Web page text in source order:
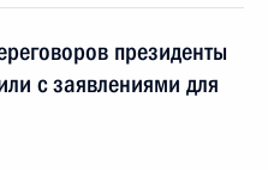
президенты
с заявлениями для